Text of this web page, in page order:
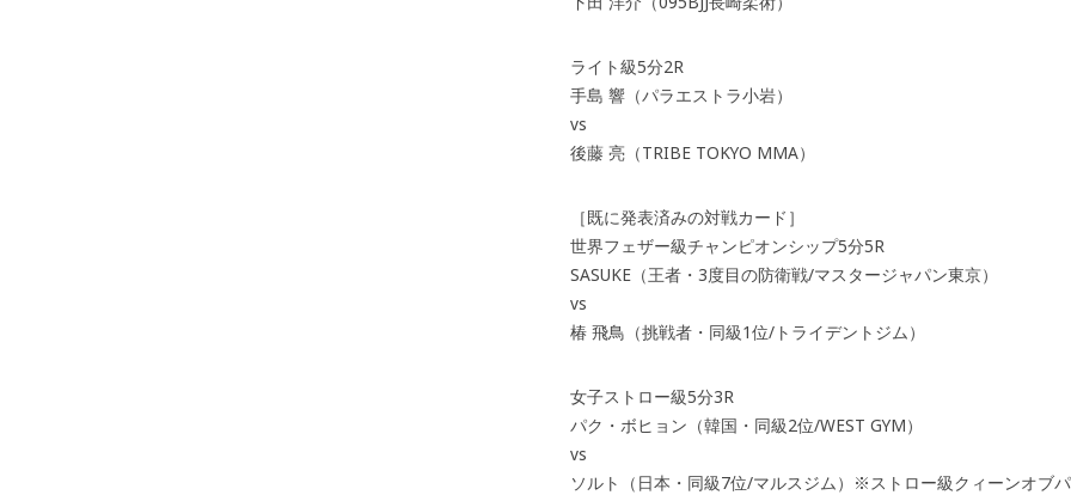
ライト級5分2R
手島 響（パラエストラ小岩）
vs
後藤 亮（TRIBE TOKYO MMA）
［既に発表済みの対戦カード］
世界フェザー級チャンピオンシップ5分5R
SASUKE（王者・3度目の防衛戦/マスタージャパン東京）
vs
椿 飛鳥（挑戦者・同級1位/トライデントジム）
女子ストロー級5分3R
パク・ボヒョン（韓国・同級2位/WEST GYM）
vs
ソルト（日本・同級7位/マルスジム）※ストロー級クィーンオブ